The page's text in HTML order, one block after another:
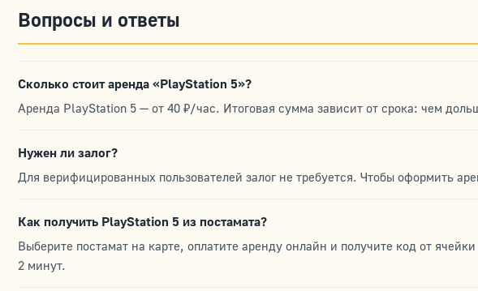
Вопросы и ответы
Сколько стоит аренда «PlayStation 5»?
Аренда PlayStation 5 — от 40 ₽/час. Итоговая сумма зависит от срока: чем
Нужен ли залог?
Для верифицированных пользователей залог не требуется. Чтобы оформить
Как получить PlayStation 5 из постамата?
Выберите постамат на карте, оплатите аренду онлайн и получите код от
2 минут.